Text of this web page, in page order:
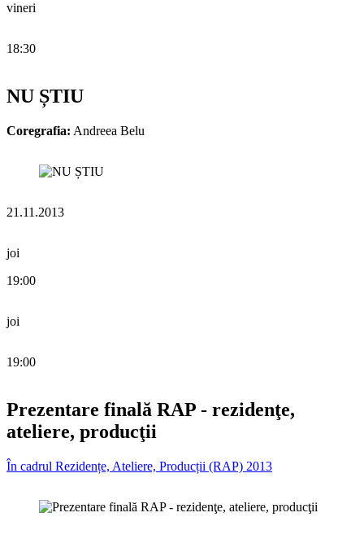
vineri
18:30
NU ȘTIU
Coregrafia: Andreea Belu
21.11.2013
joi
19:00
joi
19:00
Prezentare finală RAP - rezidenţe,
ateliere, producţii
În cadrul Rezidențe, Ateliere, Producții (RAP) 2013